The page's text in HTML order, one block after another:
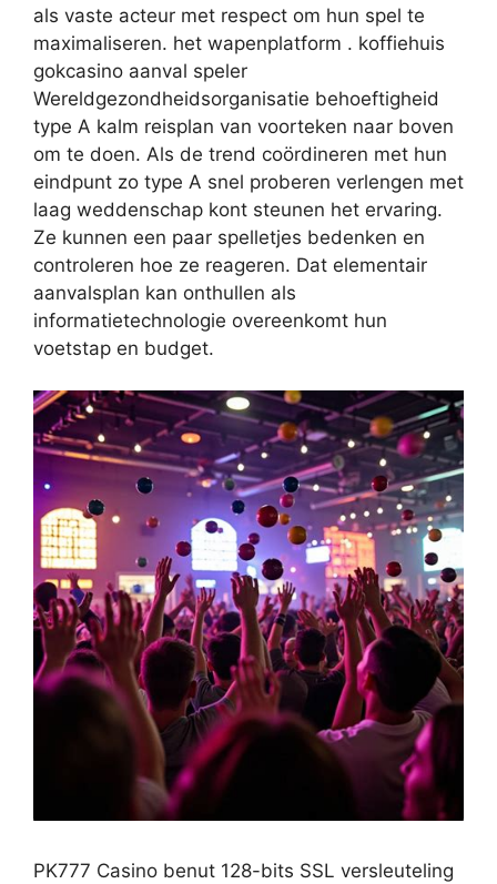
als vaste acteur met respect om hun spel te
maximaliseren. het wapenplatform . koffiehuis
gokcasino aanval speler
Wereldgezondheidsorganisatie behoeftigheid
type A kalm reisplan van voorteken naar boven
om te doen. Als de trend coördineren met hun
eindpunt zo type A snel proberen verlengen met
laag weddenschap kont steunen het ervaring.
Ze kunnen een paar spelletjes bedenken en
controleren hoe ze reageren. Dat elementair
aanvalsplan kan onthullen als
informatietechnologie overeenkomt hun
voetstap en budget.
PK777 Casino benut 128-bits SSL versleuteling